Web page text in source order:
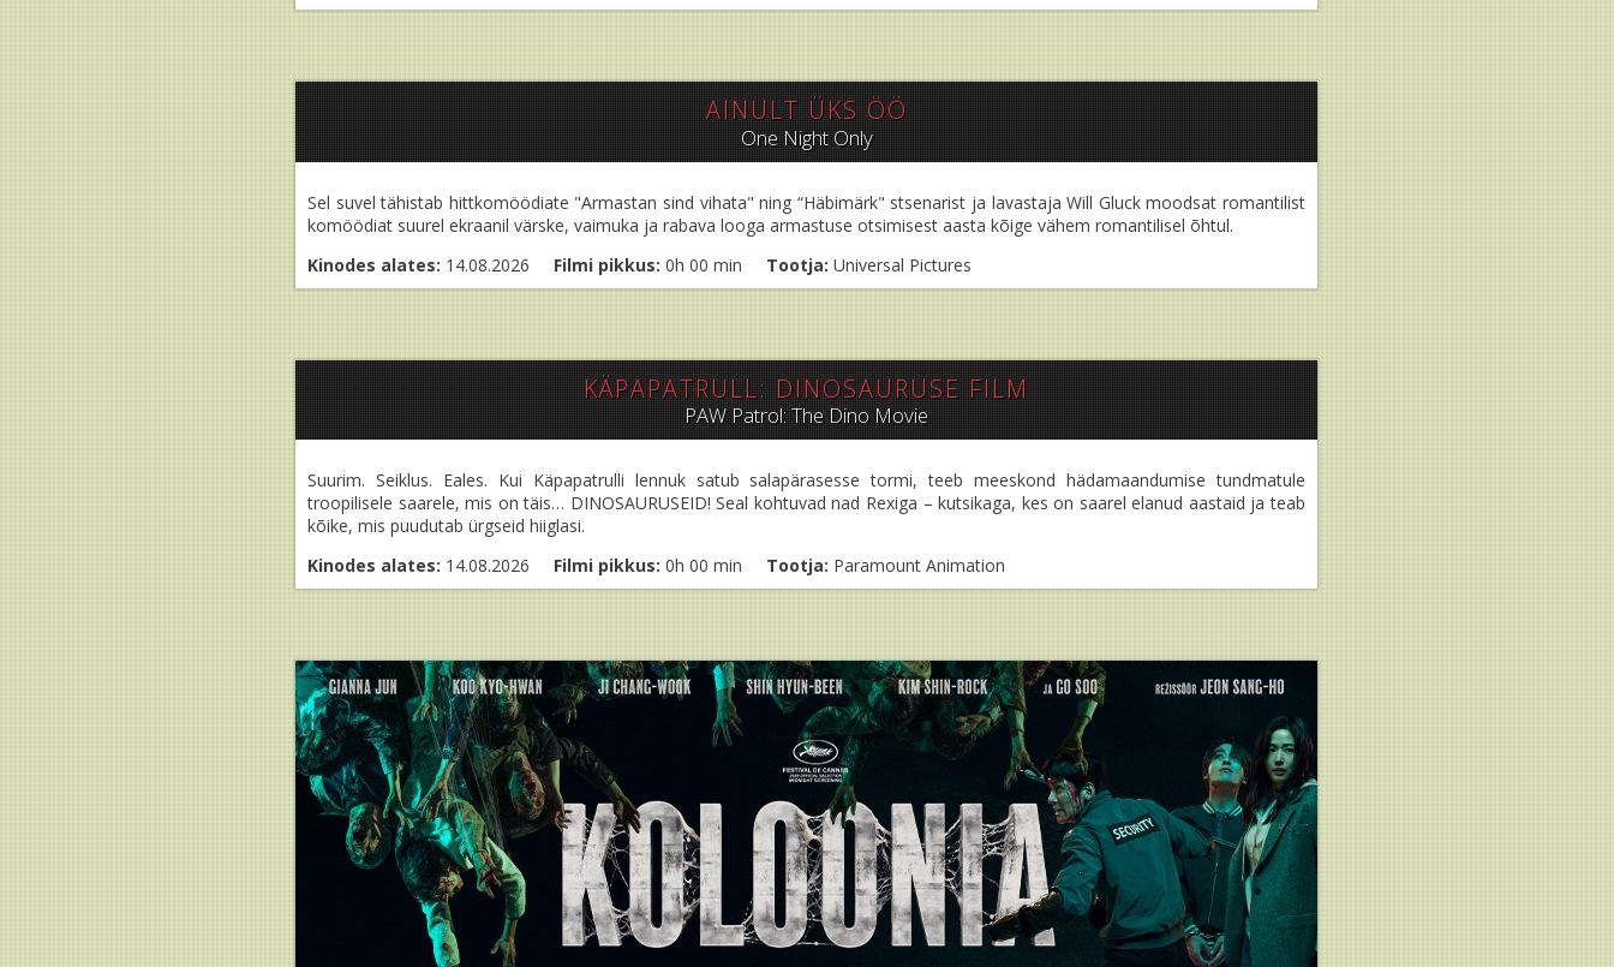
AINULT ÜKS ÖÖ
One Night Only
Sel suvel tähistab hittkomöödiate "Armastan sind vihata" ning “Häbimärk" stsenarist ja lavastaja Will Gluck moodsat romantilist
komöödiat suurel ekraanil värske, vaimuka ja rabava looga armastuse otsimisest aasta kõige vähem romantilisel õhtul.
Kinodes alates: 14.08.2026 Filmi pikkus: 0h 00 min Tootja: Universal Pictures
KÄPAPATRULL: DINOSAURUSE FILM
PAW Patrol: The Dino Movie
Suurim. Seiklus. Eales. Kui Käpapatrulli lennuk satub salapärasesse tormi, teeb meeskond hädamaandumise tundmatule
troopilisele saarele, mis on täis… DINOSAURUSEID! Seal kohtuvad nad Rexiga – kutsikaga, kes on saarel elanud aastaid ja teab
kõike, mis puudutab ürgseid hiiglasi.
Kinodes alates: 14.08.2026 Filmi pikkus: 0h 00 min Tootja: Paramount Animation